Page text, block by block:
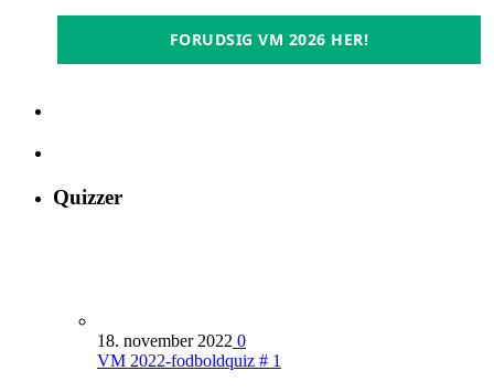
FORUDSIG VM 2026 HER!
Quizzer
18. november 2022 0
VM 2022-fodboldquiz # 1